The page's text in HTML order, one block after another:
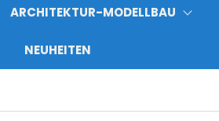
ARCHITEKTUR-MODELLBAU
NEUHEITEN